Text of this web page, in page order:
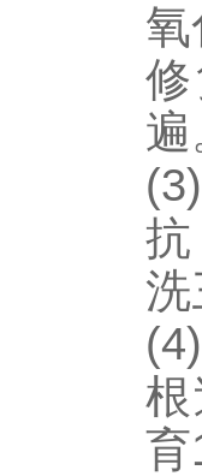
遍
(4)
育